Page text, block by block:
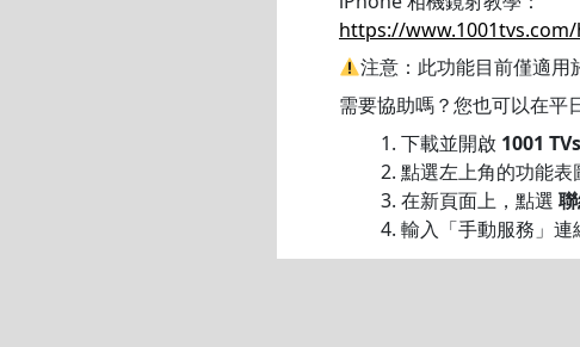
https://
注意：此功能目前僅適用
需要協助嗎？您也可以在平
下載並開啟 1001 TVs
點選左上角的功能表
在新頁面上，點選
輸入「手動服務」連